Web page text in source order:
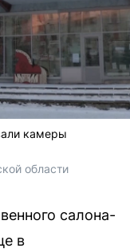
камеры
области
салона-
в